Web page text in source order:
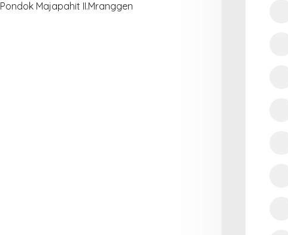
Pondok Majapahit II.Mranggen